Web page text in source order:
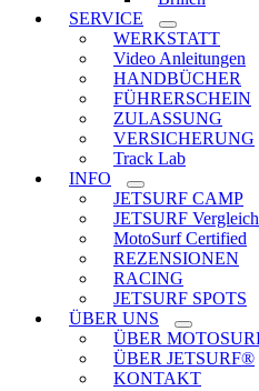
SERVICE
WERKSTATT
Video Anleitungen
HANDBÜCHER
FÜHRERSCHEIN
ZULASSUNG
VERSICHERUNG
Track Lab
INFO
JETSURF CAMP
JETSURF Vergleich
MotoSurf Certified
REZENSIONEN
RACING
JETSURF SPOTS
ÜBER UNS
ÜBER
ÜBER JETSURF®
KONTAKT